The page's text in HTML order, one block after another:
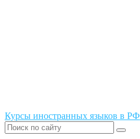
Курсы иностранных языков в РФ